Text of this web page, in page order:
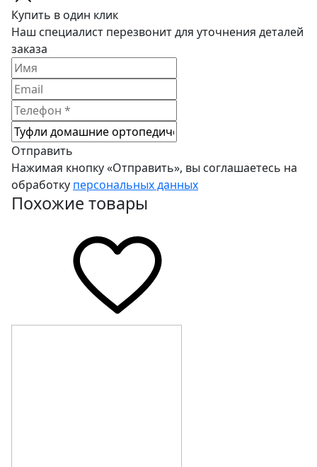
Купить в один клик
Наш специалист перезвонит для уточнения деталей
заказа
Отправить
Нажимая кнопку «Отправить», вы соглашаетесь на
обработку персональных данных
Похожие товары